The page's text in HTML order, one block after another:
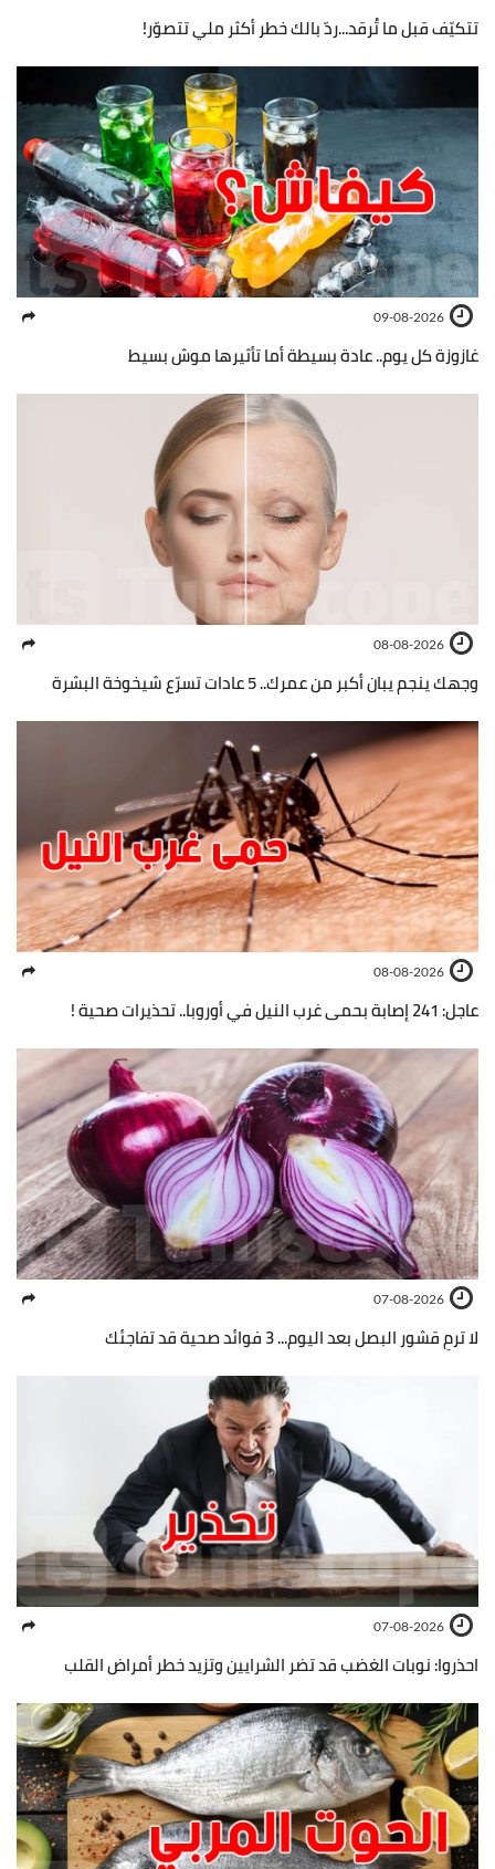
تتكيّف قبل ما تُرقد...ردّ بالك خطر أكثر ملي تتصوّر!
09-08-2026
غازوزة كل يوم.. عادة بسيطة أما تأثيرها موش بسيط
08-08-2026
وجهك ينجم يبان أكبر من عمرك.. 5 عادات تسرّع شيخوخة البشرة
08-08-2026
عاجل: 241 إصابة بحمى غرب النيل في أوروبا.. تحذيرات صحية !
07-08-2026
لا ترمِ قشور البصل بعد اليوم... 3 فوائد صحية قد تفاجئك
07-08-2026
احذروا: نوبات الغضب قد تضر الشرايين وتزيد خطر أمراض القلب